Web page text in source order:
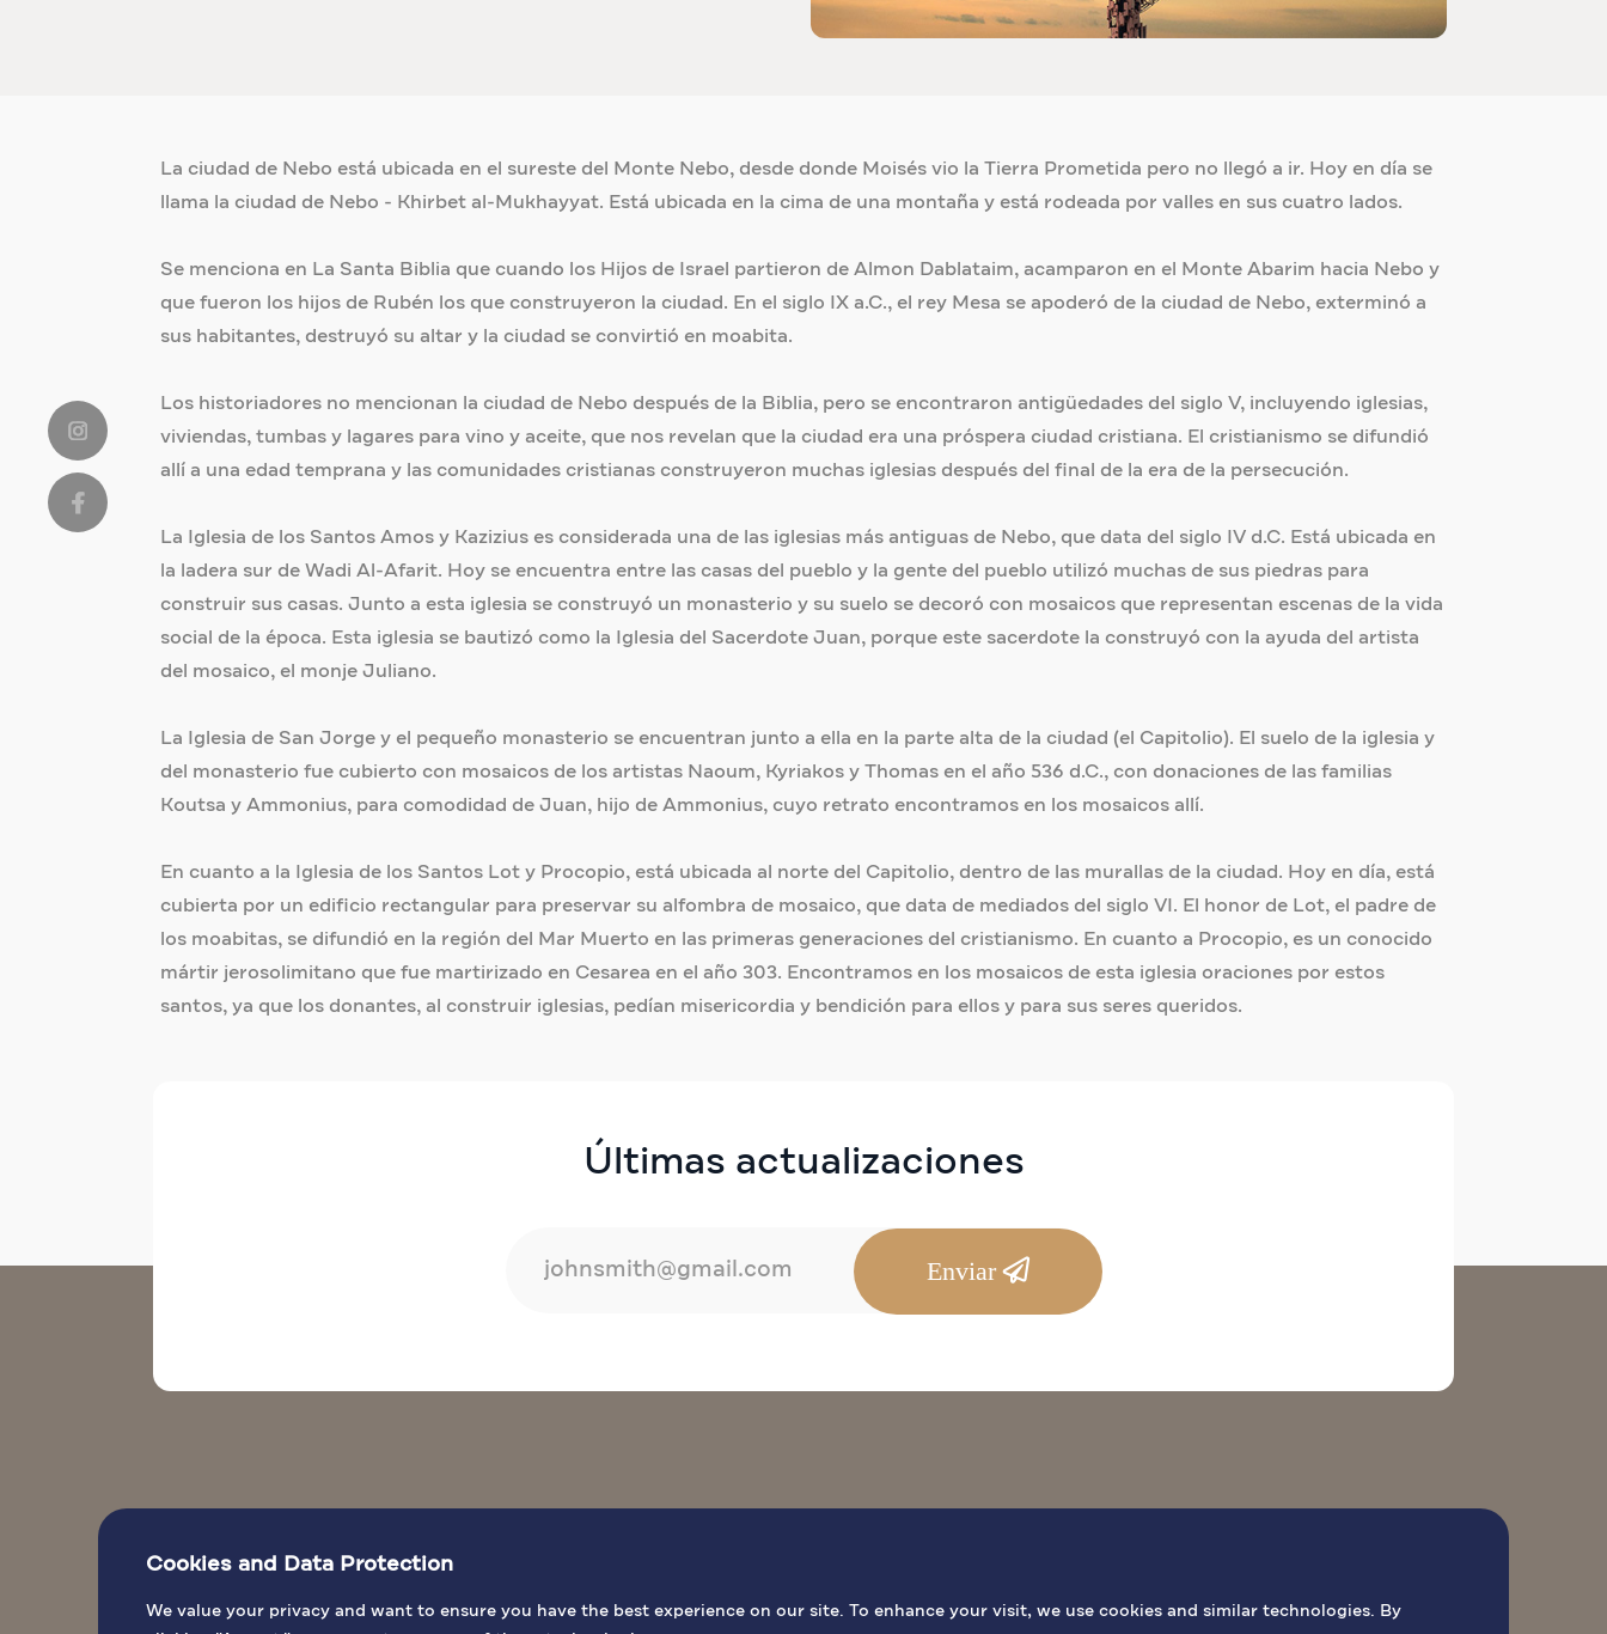
La ciudad de Nebo está ubicada en el sureste del Monte Nebo, desde donde Moisés vio la Tierra Prometida pero no llegó a ir. Hoy en día se
llama la ciudad de Nebo - Khirbet al-Mukhayyat. Está ubicada en la cima de una montaña y está rodeada por valles en sus cuatro lados.
Se menciona en La Santa Biblia que cuando los Hijos de Israel partieron de Almon Dablataim, acamparon en el Monte Abarim hacia Nebo y
que fueron los hijos de Rubén los que construyeron la ciudad. En el siglo IX a.C., el rey Mesa se apoderó de la ciudad de Nebo, exterminó a
sus habitantes, destruyó su altar y la ciudad se convirtió en moabita.
Los historiadores no mencionan la ciudad de Nebo después de la Biblia, pero se encontraron antigüedades del siglo V, incluyendo iglesias,
viviendas, tumbas y lagares para vino y aceite, que nos revelan que la ciudad era una próspera ciudad cristiana. El cristianismo se difundió
allí a una edad temprana y las comunidades cristianas construyeron muchas iglesias después del final de la era de la persecución.
La Iglesia de los Santos Amos y Kazizius es considerada una de las iglesias más antiguas de Nebo, que data del siglo IV d.C. Está ubicada en
la ladera sur de Wadi Al-Afarit. Hoy se encuentra entre las casas del pueblo y la gente del pueblo utilizó muchas de sus piedras para
construir sus casas. Junto a esta iglesia se construyó un monasterio y su suelo se decoró con mosaicos que representan escenas de la vida
social de la época. Esta iglesia se bautizó como la Iglesia del Sacerdote Juan, porque este sacerdote la construyó con la ayuda del artista
del mosaico, el monje Juliano.
La Iglesia de San Jorge y el pequeño monasterio se encuentran junto a ella en la parte alta de la ciudad (el Capitolio). El suelo de la iglesia y
del monasterio fue cubierto con mosaicos de los artistas Naoum, Kyriakos y Thomas en el año 536 d.C., con donaciones de las familias
Koutsa y Ammonius, para comodidad de Juan, hijo de Ammonius, cuyo retrato encontramos en los mosaicos allí.
En cuanto a la Iglesia de los Santos Lot y Procopio, está ubicada al norte del Capitolio, dentro de las murallas de la ciudad. Hoy en día, está
cubierta por un edificio rectangular para preservar su alfombra de mosaico, que data de mediados del siglo VI. El honor de Lot, el padre de
los moabitas, se difundió en la región del Mar Muerto en las primeras generaciones del cristianismo. En cuanto a Procopio, es un conocido
mártir jerosolimitano que fue martirizado en Cesarea en el año 303. Encontramos en los mosaicos de esta iglesia oraciones por estos
santos, ya que los donantes, al construir iglesias, pedían misericordia y bendición para ellos y para sus seres queridos.
Cookies and Data Protection
We value your privacy and want to ensure you have the best experience on our site. To enhance your visit, we use cookies and similar technologies. By
Últimas actualizaciones
Enviar
LUGARES BÍBLICOS INFORMACIÓN GENERAL ACTIVIDADES DE PEREGRINACIÓN LIBRO DE MISAS